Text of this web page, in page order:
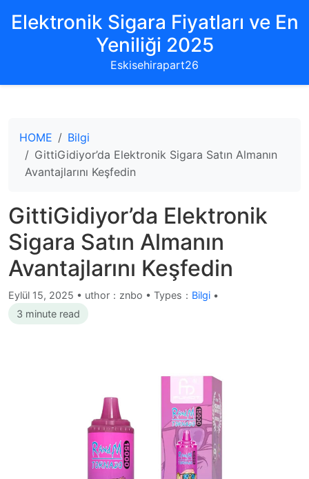
Elektronik Sigara Fiyatları ve En
Yeniliği 2025
Eskisehirapart26
HOME
Bilgi
GittiGidiyor’da Elektronik Sigara Satın Almanın
Avantajlarını Keşfedin
GittiGidiyor’da Elektronik
Sigara Satın Almanın
Avantajlarını Keşfedin
Eylül 15, 2025 • uthor：znbo • Types： Bilgi •
3 minute read